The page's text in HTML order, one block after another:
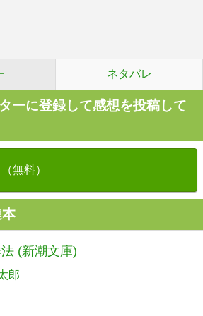
ネタバレ
ーに登録して感想を投稿して
無料）
(新潮文庫)
郎